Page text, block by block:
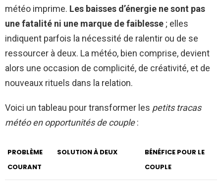
météo imprime. Les baisses d’énergie ne sont pas
une fatalité ni une marque de faiblesse ; elles
indiquent parfois la nécessité de ralentir ou de se
ressourcer à deux. La météo, bien comprise, devient
alors une occasion de complicité, de créativité, et de
nouveaux rituels dans la relation.
Voici un tableau pour transformer les petits tracas
météo en opportunités de couple:
PROBLÈME
COURANT
SOLUTION À DEUX
BÉNÉFICE POUR LE
COUPLE